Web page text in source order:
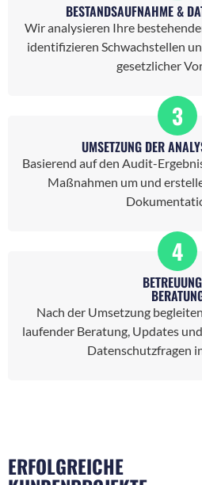
BESTANDSAUFNAHME &
Wir analysieren Ihre
identifizieren Schwachstellen
gesetzlicher
3
UMSETZUNG DER
Basierend auf den Audit-
Maßnahmen um und
4
Nach der Umsetzung
laufender Beratung, Updates
Datenschutzfragen
ERFOLGREICHE